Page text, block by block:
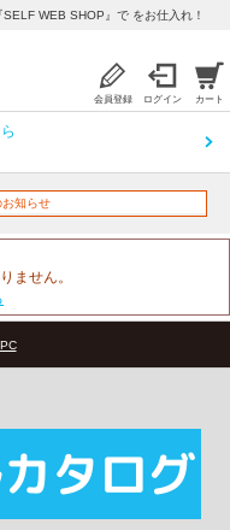
WEB SHOP』で をお仕入れ！
会員登録 ログイン カート
お知らせ
ません。
PC